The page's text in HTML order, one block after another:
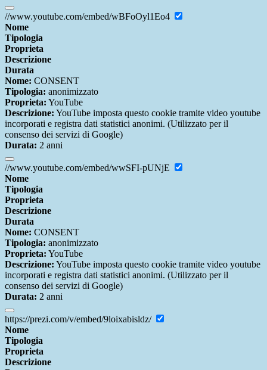
//www.youtube.com/embed/wBFoOyl1Eo4
Nome
Tipologia
Proprieta
Descrizione
Durata
Nome: CONSENT
Tipologia: anonimizzato
Proprieta: YouTube
Descrizione: YouTube imposta questo cookie tramite video youtube
incorporati e registra dati statistici anonimi. (Utilizzato per il
consenso dei servizi di Google)
Durata: 2 anni
//www.youtube.com/embed/wwSFI-pUNjE
Nome
Tipologia
Proprieta
Descrizione
Durata
Nome: CONSENT
Tipologia: anonimizzato
Proprieta: YouTube
Descrizione: YouTube imposta questo cookie tramite video youtube
incorporati e registra dati statistici anonimi. (Utilizzato per il
consenso dei servizi di Google)
Durata: 2 anni
https://prezi.com/v/embed/9loixabisldz/
Nome
Tipologia
Proprieta
Descrizione